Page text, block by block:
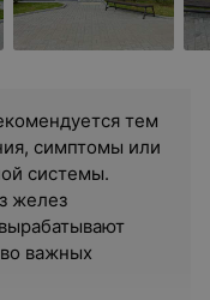
тем
симптомы или
системы.
желез
важных